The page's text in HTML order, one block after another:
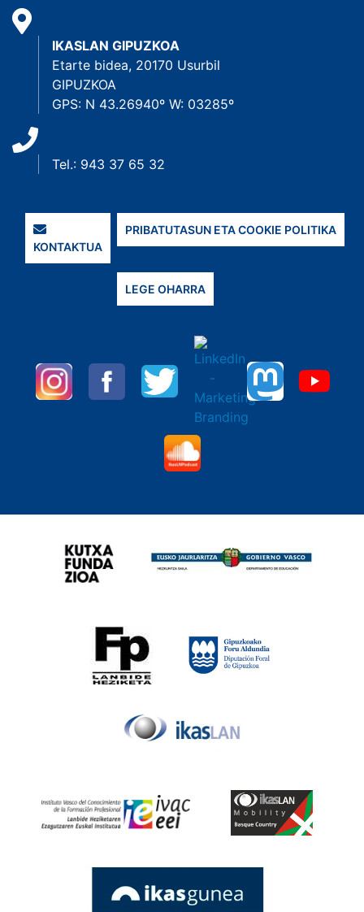
IKASLAN GIPUZKOA
Etarte bidea, 20170 Usurbil
GIPUZKOA
GPS: N 43.26940º W: 03285º
Tel.: 943 37 65 32
KONTAKTUA
PRIBATUTASUN ETA COOKIE POLITIKA
LEGE OHARRA